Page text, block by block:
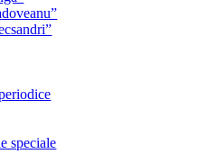
speciale